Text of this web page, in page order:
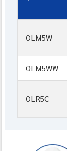
OLM5W
OLM5WW
OLR5C